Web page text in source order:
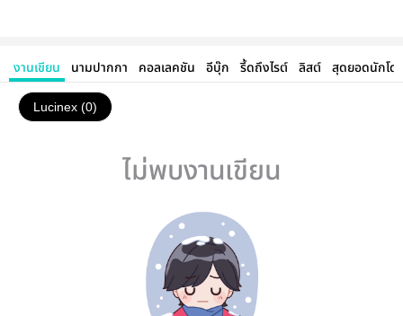
งานเขียน นามปากกา คอลเลคชัน อีบุ๊ก รี้ดถึงไรต์ ลิสต์ สุดยอดนักโด
Lucinex (0)
ไม่พบงานเขียน